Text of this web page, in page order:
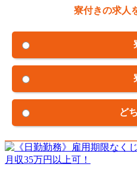
寮付きの求人
ど